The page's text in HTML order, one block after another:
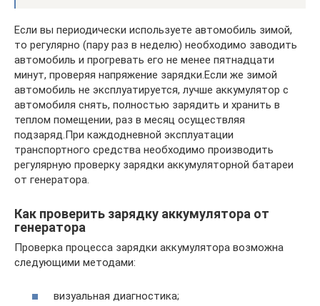
Если вы периодически используете автомобиль зимой,
то регулярно (пару раз в неделю) необходимо заводить
автомобиль и прогревать его не менее пятнадцати
минут, проверяя напряжение зарядки.Если же зимой
автомобиль не эксплуатируется, лучше аккумулятор с
автомобиля снять, полностью зарядить и хранить в
теплом помещении, раз в месяц осуществляя
подзаряд.При каждодневной эксплуатации
транспортного средства необходимо производить
регулярную проверку зарядки аккумуляторной батареи
от генератора.
Как проверить зарядку аккумулятора от
генератора
Проверка процесса зарядки аккумулятора возможна
следующими методами:
визуальная диагностика;